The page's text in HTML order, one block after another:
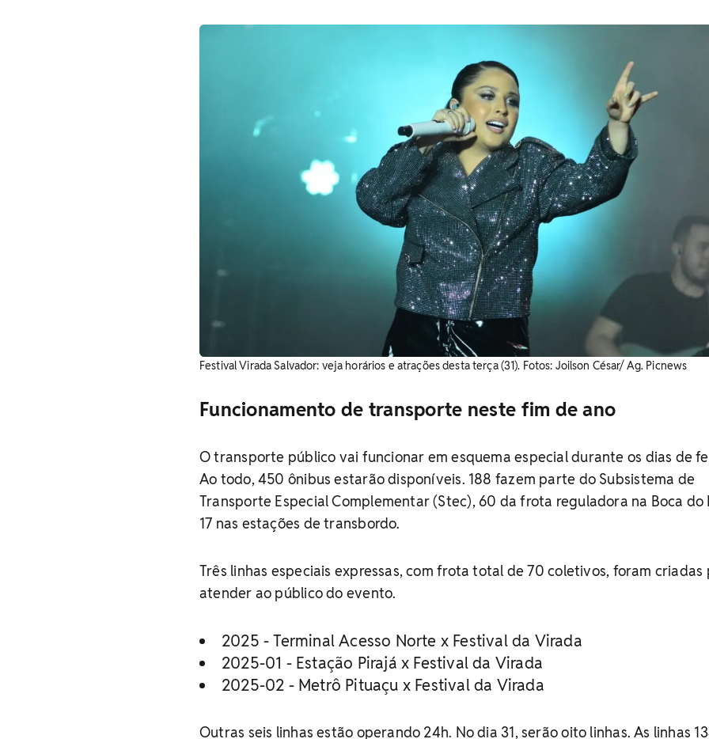
Festival Virada Salvador: veja horários e atrações desta terça (31). Fotos: Joilson César/ Ag. Picnews
Funcionamento de transporte neste fim de ano
O transporte público vai funcionar em esquema especial durante os dias de
Ao todo, 450 ônibus estarão disponíveis. 188 fazem parte do Subsistema de
Transporte Especial Complementar (Stec), 60 da frota reguladora na Boca do
17 nas estações de transbordo.
Três linhas especiais expressas, com frota total de 70 coletivos, foram criadas
atender ao público do evento.
2025 - Terminal Acesso Norte x Festival da Virada
2025-01 - Estação Pirajá x Festival da Virada
2025-02 - Metrô Pituaçu x Festival da Virada
Outras seis linhas estão operando 24h. No dia 31, serão oito linhas. As linhas